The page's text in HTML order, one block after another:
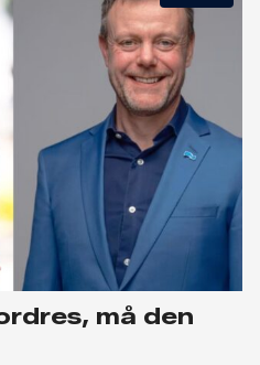
må den